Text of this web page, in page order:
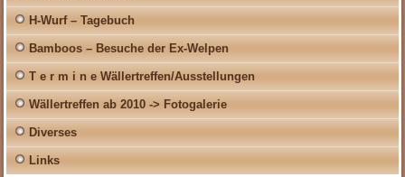
H-Wurf – Tagebuch
Bamboos – Besuche der Ex-Welpen
T e r m i n e Wällertreffen/Ausstellungen
Wällertreffen ab 2010 -> Fotogalerie
Diverses
Links